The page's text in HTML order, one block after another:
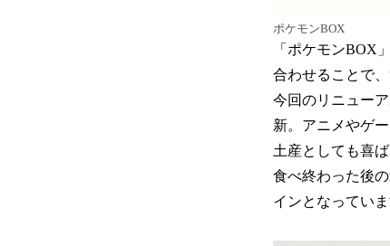
ポケモンBOX
「ポケモンBOX
合わせることで
今回のリニュー
新。アニメやゲ
土産としても喜
食べ終わった後
インとなっていま